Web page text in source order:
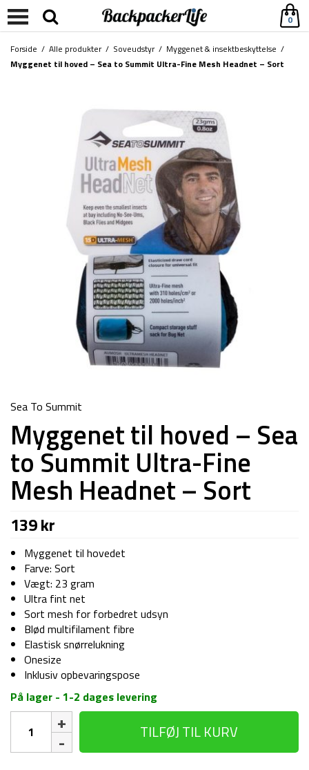
0
Forside / Alle produkter/ Soveudstyr/ Myggenet & insektbeskyttelse /
Myggenet til hoved – Sea to Summit Ultra-Fine Mesh Headnet – Sort
Sea To Summit
Myggenet til hoved – Sea
to Summit Ultra-Fine
Mesh Headnet – Sort
139kr
Myggenet til hovedet
Farve: Sort
Vægt: 23 gram
Ultra fint net
Sort mesh for forbedret udsyn
Blød multifilament fibre
Elastisk snørrelukning
Onesize
Inklusiv opbevaringspose
På lager - 1-2 dages levering
Myggenet
hoved
TILFØJ TIL KURV